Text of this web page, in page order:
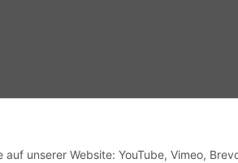
unserer Website: YouTube, Vimeo,
können beispielhaft sein und vom Produkt